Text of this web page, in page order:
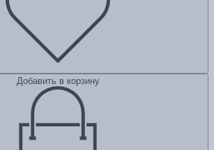
Добавить в корзину